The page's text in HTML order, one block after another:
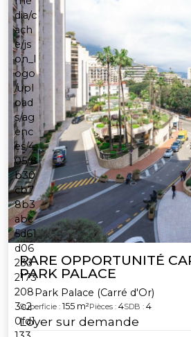
RARE OPPORTUNITÉ CARRÉ D'OR
PARK PALACE
Park Palace (Carré d'Or)
Superficie : 155 m²Pièces : 4SDB : 4
Loyer sur demande